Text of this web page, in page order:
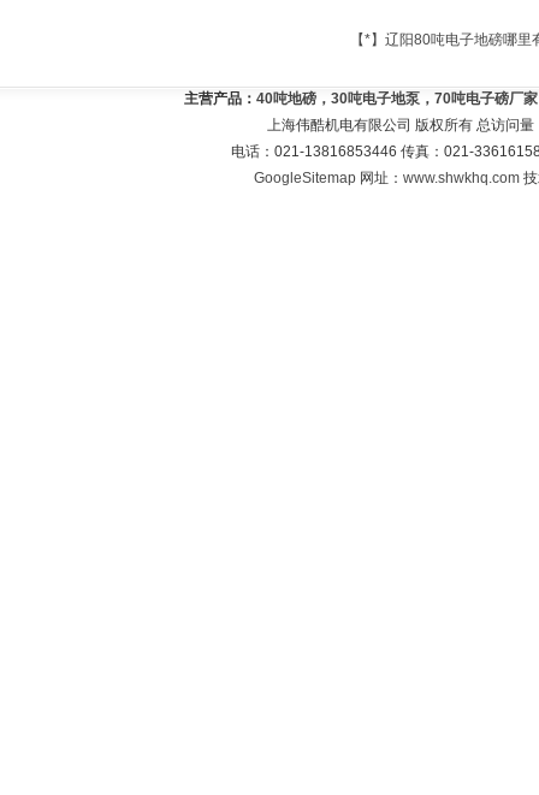
【*】辽阳80吨电子地磅哪里
主营产品： 40吨地磅，30吨电子地泵，70吨电子磅厂
上海伟酷机电有限公司 版权所有 总访问量
电话：021-13816853446 传真：021-
GoogleSitemap 网址：www.shwkhq.com